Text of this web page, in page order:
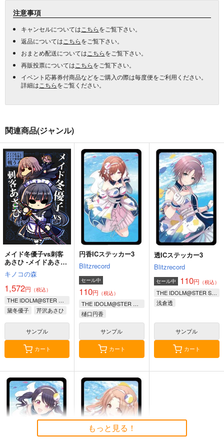
注意事項
キャンセルについては こちらをご覧下さい。
返品については こちらをご覧下さい。
おまとめ配送については こちらをご覧下さい。
再販投票については こちらをご覧下さい。
イベント応募券付商品などをご購入の際は毎度便をご利用ください。
詳細は こちらをご覧ください。
関連商品(ジャンル)
メイド冬優子vs刺客
あさひ -メイドあさひ
メイド冬優子メイド愛
依が戦う本-
キノコの森
1,572円 （税込）
THE IDOLM@STER SHINY COLORS
黛冬優子
芹沢あさひ
サンプル
カート
円香ICステッカー3
Blitzrecord
セール中
110円 （税込）
THE IDOLM@STER SHINY COLORS
樋口円香
サンプル
カート
透ICステッカー3
Blitzrecord
セール中 110円 （税込）
THE IDOLM@STER SHINY COLORS
浅倉透
サンプル
カート
もっと見る！